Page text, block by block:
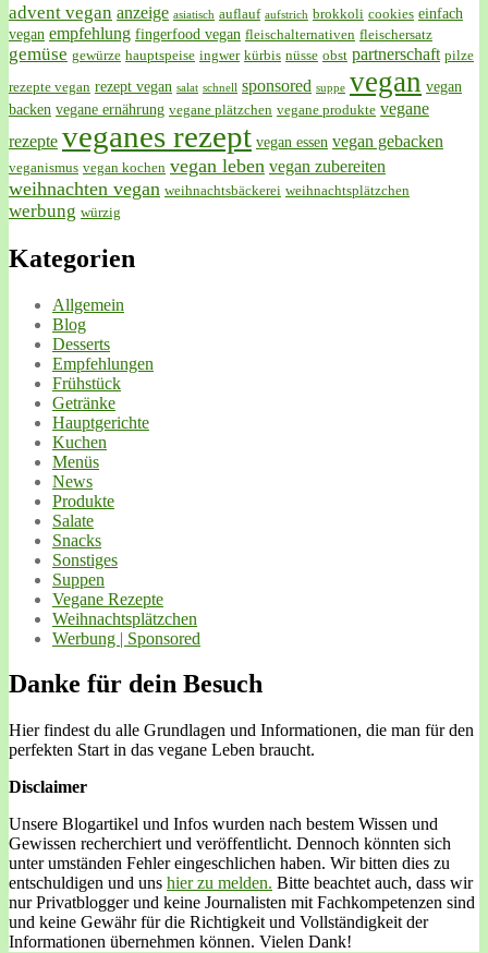
advent vegan anzeige asiatisch auflauf aufstrich brokkoli cookies einfach
vegan empfehlung fingerfood vegan fleischalternativen fleischersatz
gemüse gewürze hauptspeise ingwer kürbis nüsse obst partnerschaft pilze
rezepte vegan rezept vegan salat schnell sponsored suppe vegan vegan
backen vegane ernährung vegane plätzchen vegane produkte vegane
rezepte veganes rezept vegan essen vegan gebacken
veganismus vegan kochen vegan leben vegan zubereiten
weihnachten vegan weihnachtsbäckerei weihnachtsplätzchen
werbung würzig
Kategorien
Allgemein
Blog
Desserts
Empfehlungen
Frühstück
Getränke
Hauptgerichte
Kuchen
Menüs
News
Produkte
Salate
Snacks
Sonstiges
Suppen
Vegane Rezepte
Weihnachtsplätzchen
Werbung | Sponsored
Danke für dein Besuch
Hier findest du alle Grundlagen und Informationen, die man für den
perfekten Start in das vegane Leben braucht.
Disclaimer
Unsere Blogartikel und Infos wurden nach bestem Wissen und
Gewissen recherchiert und veröffentlicht. Dennoch könnten sich
unter umständen Fehler eingeschlichen haben. Wir bitten dies zu
entschuldigen und uns hier zu melden. Bitte beachtet auch, dass wir
nur Privatblogger und keine Journalisten mit Fachkompetenzen sind
und keine Gewähr für die Richtigkeit und Vollständigkeit der
Informationen übernehmen können. Vielen Dank!